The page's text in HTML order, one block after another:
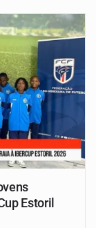
Estoril